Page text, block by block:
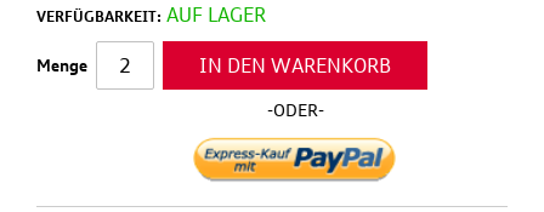
VERFÜGBARKEIT: AUF LAGER
Menge IN DEN WARENKORB
-ODER-